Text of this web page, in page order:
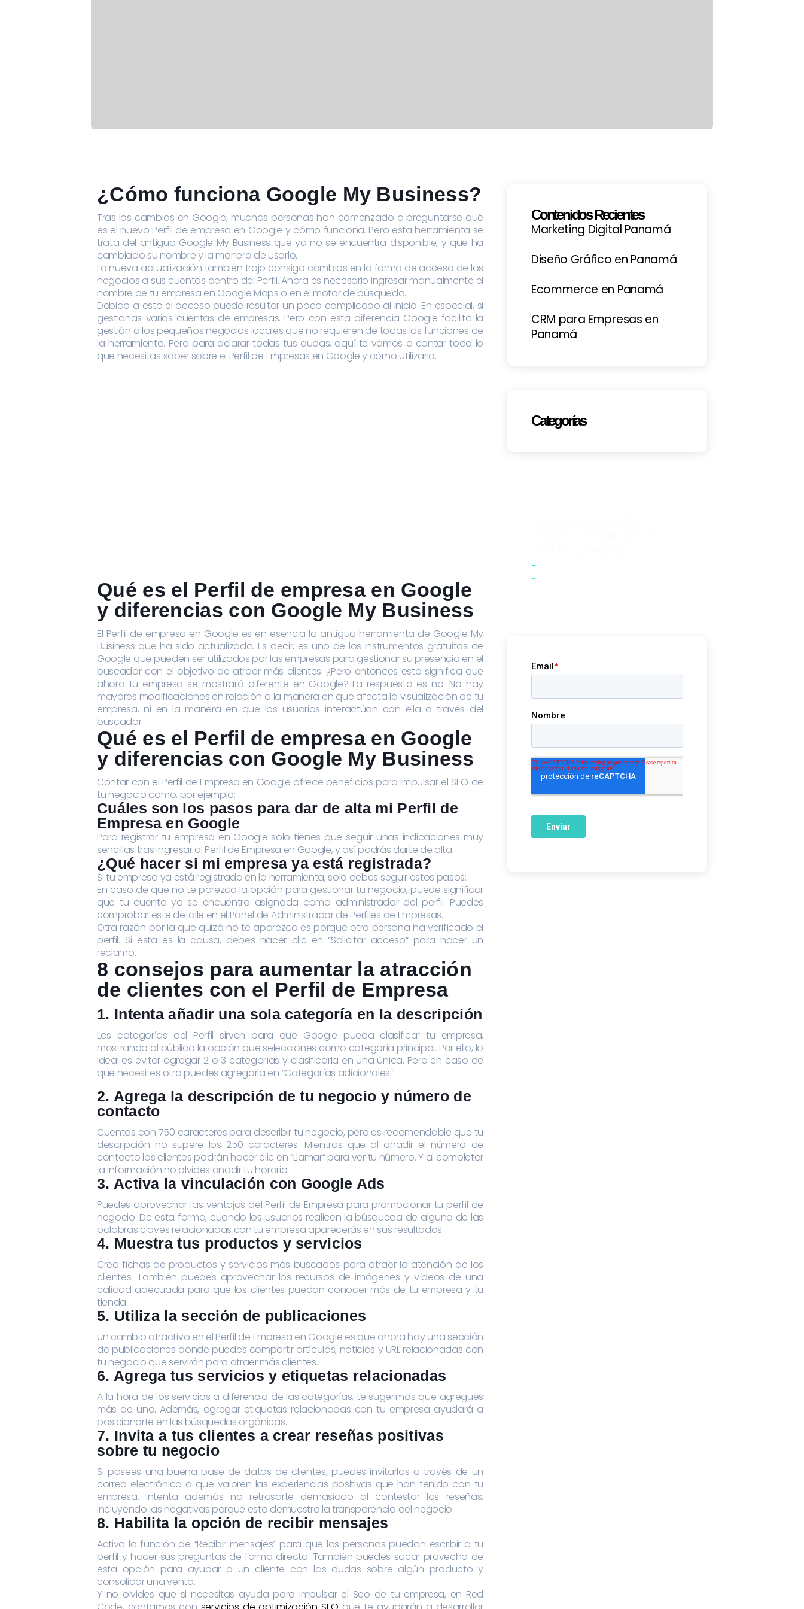
¿Cómo funciona Google My Business?
Tras los cambios en Google, muchas personas han comenzado a preguntarse qué
es el nuevo Perfil de empresa en Google y cómo funciona. Pero esta herramienta se
trata del antiguo Google My Business que ya no se encuentra disponible, y que ha
cambiado su nombre y la manera de usarlo.
La nueva actualización también trajo consigo cambios en la forma de acceso de los
negocios a sus cuentas dentro del Perfil. Ahora es necesario ingresar manualmente el
nombre de tu empresa en Google Maps o en el motor de búsqueda.
Debido a esto el acceso puede resultar un poco complicado al inicio. En especial, si
gestionas varias cuentas de empresas. Pero con esta diferencia Google facilita la
gestión a los pequeños negocios locales que no requieren de todas las funciones de
la herramienta. Pero para aclarar todas tus dudas, aquí te vamos a contar todo lo
que necesitas saber sobre el Perfil de Empresas en Google y cómo utilizarlo.
Qué es el Perfil de empresa en Google
y diferencias con Google My Business
El Perfil de empresa en Google es en esencia la antigua herramienta de Google My
Business que ha sido actualizada. Es decir, es uno de los instrumentos gratuitos de
Google que pueden ser utilizados por las empresas para gestionar su presencia en el
buscador con el objetivo de atraer más clientes. ¿Pero entonces esto significa que
ahora tu empresa se mostrará diferente en Google? La respuesta es no. No hay
mayores modificaciones en relación a la manera en que afecta la visualización de tu
empresa, ni en la manera en que los usuarios interactúan con ella a través del
buscador.
Qué es el Perfil de empresa en Google
y diferencias con Google My Business
Contar con el Perfil de Empresa en Google ofrece beneficios para impulsar el SEO de
tu negocio como, por ejemplo:
Cuáles son los pasos para dar de alta mi Perfil de
Empresa en Google
Para registrar tu empresa en Google solo tienes que seguir unas indicaciones muy
sencillas tras ingresar al Perfil de Empresa en Google, y así podrás darte de alta:
¿Qué hacer si mi empresa ya está registrada?
Si tu empresa ya está registrada en la herramienta, solo debes seguir estos pasos:
En caso de que no te parezca la opción para gestionar tu negocio, puede significar
que tu cuenta ya se encuentra asignada como administrador del perfil. Puedes
comprobar este detalle en el Panel de Administrador de Perfiles de Empresas.
Otra razón por la que quizá no te aparezca es porque otra persona ha verificado el
perfil. Si esta es la causa, debes hacer clic en “Solicitar acceso” para hacer un
reclamo.
8 consejos para aumentar la atracción
de clientes con el Perfil de Empresa
1. Intenta añadir una sola categoría en la descripción
Las categorías del Perfil sirven para que Google pueda clasificar tu empresa,
mostrando al público la opción que selecciones como categoría principal. Por ello, lo
ideal es evitar agregar 2 o 3 categorías y clasificarla en una única. Pero en caso de
que necesites otra puedes agregarla en “Categorías adicionales”.
2. Agrega la descripción de tu negocio y número de
contacto
Cuentas con 750 caracteres para describir tu negocio, pero es recomendable que tu
descripción no supere los 250 caracteres. Mientras que al añadir el número de
contacto los clientes podrán hacer clic en “Llamar” para ver tu número. Y al completar
la información no olvides añadir tu horario.
3. Activa la vinculación con Google Ads
Puedes aprovechar las ventajas del Perfil de Empresa para promocionar tu perfil de
negocio. De esta forma, cuando los usuarios realicen la búsqueda de alguna de las
palabras claves relacionadas con tu empresa aparecerás en sus resultados.
4. Muestra tus productos y servicios
Crea fichas de productos y servicios más buscados para atraer la atención de los
clientes. También puedes aprovechar los recursos de imágenes y vídeos de una
calidad adecuada para que los clientes puedan conocer más de tu empresa y tu
tienda.
5. Utiliza la sección de publicaciones
Un cambio atractivo en el Perfil de Empresa en Google es que ahora hay una sección
de publicaciones donde puedes compartir artículos, noticias y URL relacionadas con
tu negocio que servirán para atraer más clientes.
6. Agrega tus servicios y etiquetas relacionadas
A la hora de los servicios a diferencia de las categorías, te sugerimos que agregues
más de uno. Además, agregar etiquetas relacionadas con tu empresa ayudará a
posicionarte en las búsquedas orgánicas.
7. Invita a tus clientes a crear reseñas positivas
sobre tu negocio
Si posees una buena base de datos de clientes, puedes invitarlos a través de un
correo electrónico a que valoren las experiencias positivas que han tenido con tu
empresa. Intenta además no retrasarte demasiado al contestar las reseñas,
incluyendo las negativas porque esto demuestra la transparencia del negocio.
8. Habilita la opción de recibir mensajes
Activa la función de “Recibir mensajes” para que las personas puedan escribir a tu
perfil y hacer sus preguntas de forma directa. También puedes sacar provecho de
esta opción para ayudar a un cliente con las dudas sobre algún producto y
consolidar una venta.
Y no olvides que si necesitas ayuda para impulsar el Seo de tu empresa, en Red
Contenidos Recientes
Marketing Digital Panamá
Diseño Gráfico en Panamá
Ecommerce en Panamá
CRM para Empresas en
Panamá
Categorías